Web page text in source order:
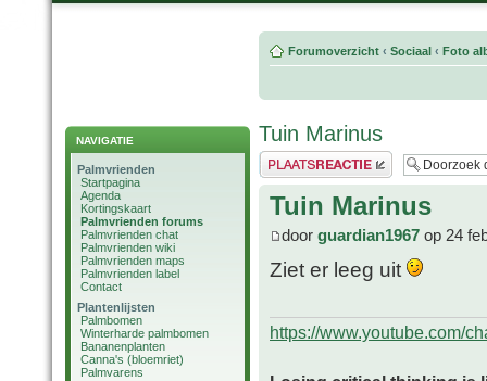
NAVIGATIE
Palmvrienden
Startpagina
Agenda
Kortingskaart
Palmvrienden forums
Palmvrienden chat
Palmvrienden wiki
Palmvrienden maps
Palmvrienden label
Contact
Plantenlijsten
Palmbomen
Winterharde palmbomen
Bananenplanten
Canna's (bloemriet)
Palmvarens
Forumoverzicht ‹ Sociaal ‹ Foto
Tuin Marinus
Plaats een reactie
Tuin Marinus
door guardian1967 op 24
Ziet er leeg uit
https://www.youtube.com/